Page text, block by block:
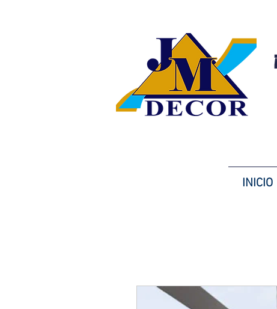
INICIO